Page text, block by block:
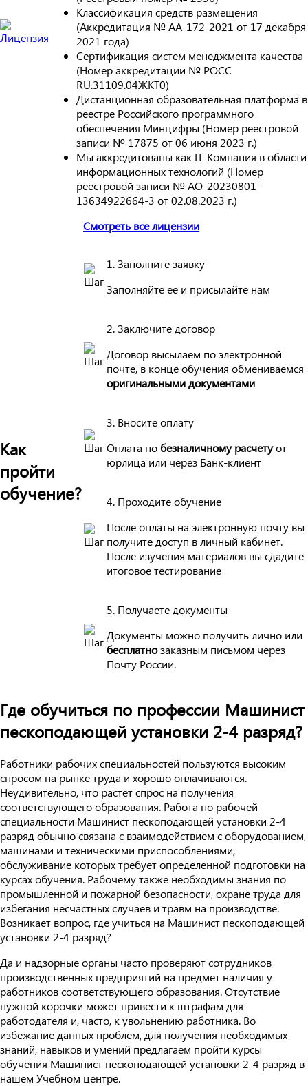
Классификация средств размещения
(Аккредитация № АА-172-2021 от 17 декабря
2021 года)
Сертификация систем менеджмента качества
(Номер аккредитации № РОСС
RU.31109.04ЖКТ0)
Дистанционная образовательная платформа в
реестре Российского программного
обеспечения Минцифры (Номер реестровой
записи № 17875 от 06 июня 2023 г.)
Мы аккредитованы как IT-Компания в области
информационных технологий (Номер
реестровой записи № АО-20230801-
13634922664-3 от 02.08.2023 г.)
Смотреть все лицензии
Как
пройти
обучение?
1. Заполните заявку
Заполняйте ее и присылайте нам
2. Заключите договор
Договор высылаем по электронной
почте, в конце обучения обмениваемся
оригинальными документами
3. Вносите оплату
Оплата по безналичному расчетуот
юрлица или через Банк-клиент
4. Проходите обучение
После оплаты на электронную почту вы
получите доступ в личный кабинет.
После изучения материалов вы сдадите
итоговое тестирование
5. Получаете документы
Документы можно получить лично или
бесплатнозаказным письмом через
Почту России.
Где обучиться по профессии Машинист
пескоподающей установки 2-4 разряд?
Работники рабочих специальностей пользуются высоким
спросом на рынке труда и хорошо оплачиваются.
Неудивительно, что растет спрос на получения
соответствующего образования. Работа по рабочей
специальности Машинист пескоподающей установки 2-4
разряд обычно связана с взаимодействием с оборудованием,
машинами и техническими приспособлениями,
обслуживание которых требует определенной подготовки на
курсах обучения. Рабочему также необходимы знания по
промышленной и пожарной безопасности, охране труда для
избегания несчастных случаев и травм на производстве.
Возникает вопрос, где учиться на Машинист пескоподающей
установки 2-4 разряд?
Да и надзорные органы часто проверяют сотрудников
производственных предприятий на предмет наличия у
работников соответствующего образования. Отсутствие
нужной корочки может привести к штрафам для
работодателя и, часто, к увольнению работника. Во
избежание данных проблем, для получения необходимых
знаний, навыков и умений предлагаем пройти курсы
обучения Машинист пескоподающей установки 2-4 разряд в
нашем Учебном центре.